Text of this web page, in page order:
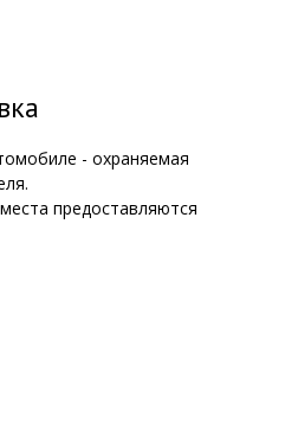
- охраняемая
предоставляются